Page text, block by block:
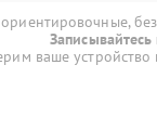
ваше устройство